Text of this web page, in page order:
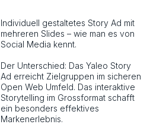
Individuell gestaltetes Story Ad mit
mehreren Slides – wie man es von
Social Media kennt.
Der Unterschied: Das Yaleo Story
Ad erreicht Zielgruppen im sicheren
Open Web Umfeld. Das interaktive
Storytelling im Grossformat schafft
ein besonders effektives
Markenerlebnis.